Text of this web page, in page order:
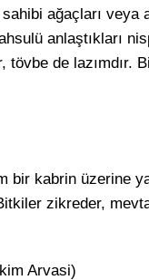
ağaçları veya
anlaştıkları
tövbe de lazımdır.
bir kabrin üzerine
zikreder,
Arvasi)